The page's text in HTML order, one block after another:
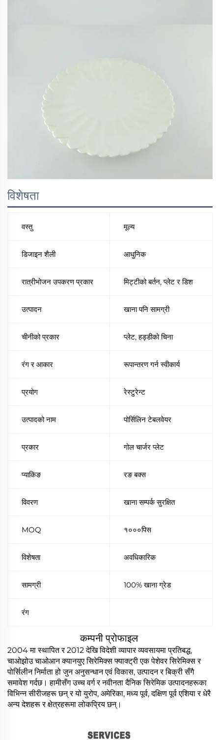
विशेषता
वस्तु मूल्य
डिजाइन शैली आधुनिक
रात्रीभोजन उपकरण प्रकार मिट्टीको बर्तन, प्लेट र डिश
उत्पादन खाना पनि सामग्री
चीनीको प्रकार प्लेट, हड्डीको चिना
रंग र आकार रूपान्तरण गर्न स्वीकार्य
प्रयोग रेस्टुरेन्ट
उत्पादको नाम पोर्सिलिन टेबलवेयर
प्रकार गोल चार्जर प्लेट
प्याकिङ रङ बक्स
विवरण खाना सम्पर्क सुरक्षित
MOQ १०००पिस
विशेषता अवधिकारिक
सामग्री 100% खाना ग्रेड
रंग
कम्पनी प्रोफाइल
2004 मा स्थापित र 2012 देखि विदेशी व्यापार व्यवसायमा प्रतिबद्ध,
चाओझोउ चाओआन क्यानयुए सिरेमिक्स फ्याक्ट्री एक पेशेवर सिरेमिक्स र
पोर्सिलीन निर्माता हो जुन अनुसन्धान एवं विकास, उत्पादन र बिक्री सँगै
समावेश गर्दछ। हामीसँग उच्च वर्ग र नवीनता दैनिक सिरेमिक उत्पादनहरूका
विभिन्न सीरीजहरू छन् र यो युरोप, अमेरिका, मध्य पूर्व, दक्षिण पूर्व एशिया र धेरै
अन्य देशहरू र क्षेत्रहरूमा लोकप्रिय छन्।